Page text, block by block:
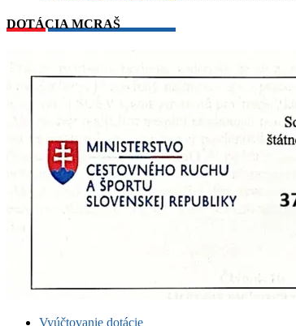
DOTÁCIA MCRAŠ
Vyúčtovanie dotácie